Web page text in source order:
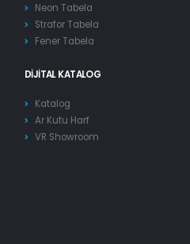
Neon Tabela
Strafor Tabela
Fener Tabela
DIJITAL KATALOG
Katalog
Ar Kutu Harf
VR Showroom